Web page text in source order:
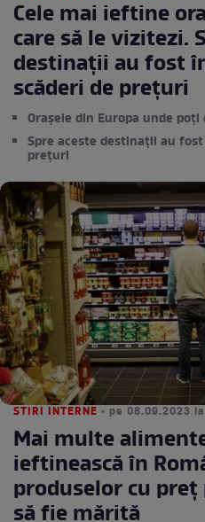
Cele mai ieftine
care să le vizitezi.
destinații au fost
scăderi de prețuri
Orașele din Europa unde
Spre aceste destinații au
prețuri
STIRI INTERNE • pe 08.09.2023
Mai multe
ieftinească în
produselor cu
să fie mărită